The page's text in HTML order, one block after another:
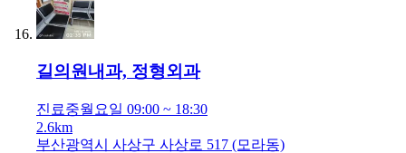
길의원 내과, 정형외과
진료중월요일 09:00 ~ 18:30
2.6km
부산광역시 사상구 사상로 517 (모라동)